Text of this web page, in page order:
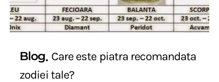
Blog Care este piatra recomandata
zodiei tale?